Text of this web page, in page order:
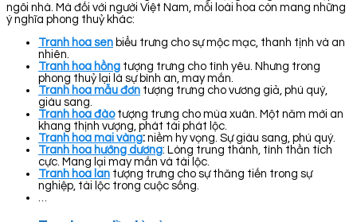
ngôi nhà. Mà đối với người Việt Nam, mỗi loài hoa còn mang những
ý nghĩa phong thuỷ khác:
Tranh hoa sen biểu trưng cho sự mộc mạc, thanh tịnh và an
nhiên.
Tranh hoa hồng tượng trưng cho tình yêu. Nhưng trong
phong thuỷ lại là sự bình an, may mắn.
Tranh hoa mẫu đơn tượng trưng cho vương giả, phú quý,
giàu sang.
Tranh hoa đàotượng trưng cho mùa xuân. Một năm mới an
khang thịnh vượng, phát tài phát lộc.
Tranh hoa mai vàng: niềm hy vọng. Sự giàu sang, phú quý.
Tranh hoa hướng dương: Lòng trung thành, tình thần tích
cực. Mang lại may mắn và tài lộc.
Tranh hoa lan tượng trưng cho sự thăng tiến trong sự
nghiệp, tài lộc trong cuộc sống.
…